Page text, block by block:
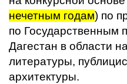
нечетным годам) по
по Государственным
Дагестан в области
литературы,
архитектуры.